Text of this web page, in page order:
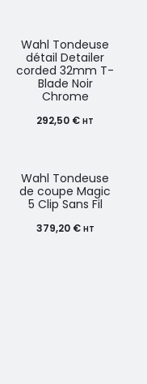
Wahl Tondeuse
détail Detailer
corded 32mm T-
Blade Noir
Chrome
292,50 € HT
Wahl Tondeuse
de coupe Magic
5 Clip Sans Fil
379,20 € HT